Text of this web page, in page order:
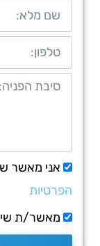
אני מאשר
הפרטיות
מאשר/ת